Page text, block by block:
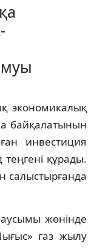
экономикалық
байқалатынын
инвестиция
құрады.
салыстырғанда
жөнінде
газ жылу